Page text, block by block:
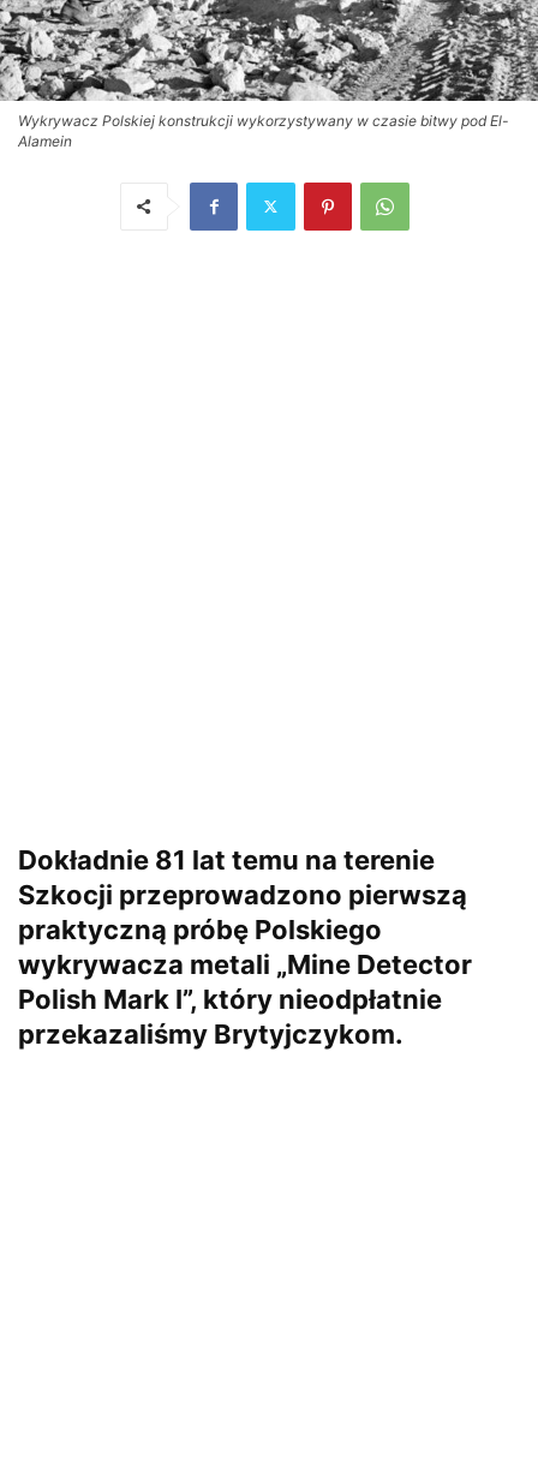
Wykrywacz Polskiej konstrukcji wykorzystywany w czasie bitwy pod El-
Alamein
Dokładnie 81 lat temu na terenie
Szkocji przeprowadzono pierwszą
praktyczną próbę Polskiego
wykrywacza metali „Mine Detector
Polish Mark I”, który nieodpłatnie
przekazaliśmy Brytyjczykom.